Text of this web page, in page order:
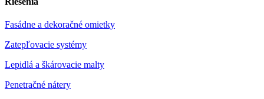
Fasádne a dekoračné omietky
Zatepľovacie systémy
Lepidlá a škárovacie malty
Penetračné nátery